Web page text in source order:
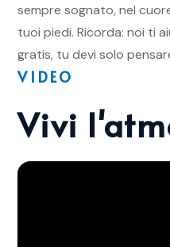
sempre sognato, nel
tuoi piedi. Ricorda: noi ti
gratis, tu devi solo
VIDEO
Vivi